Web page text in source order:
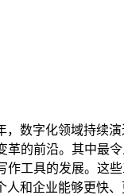
，数字化领域持续
革的前沿。其中最
作工具的发展。这
人和企业能够更快